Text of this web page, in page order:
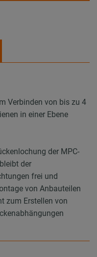
Verbinden von bis zu 4
in einer Ebene
der MPC-
der
frei und
von Anbauteilen
zum Erstellen von